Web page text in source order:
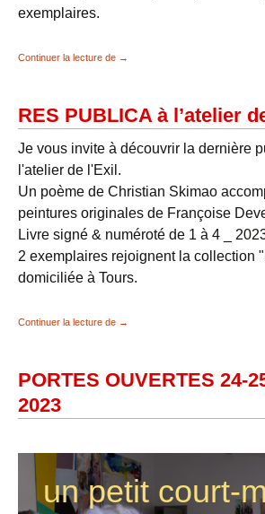
exemplaires.
Continuer la lecture de →
RES PUBLICA à l’atelier
Je vous invite à découvrir la dernière
l'atelier de l'Exil.
Un poème de Christian Skimao
peintures originales de Françoise
Livre signé & numéroté de 1 à 4 _
2 exemplaires rejoignent la collection
domiciliée à Tours.
Continuer la lecture de →
PORTES OUVERTES 24-
2023
un petit court-